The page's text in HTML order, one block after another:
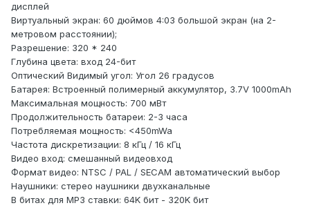
дисплей
Виртуальный экран: 60 дюймов 4:03 большой экран (на 2-
метровом расстоянии);
Разрешение: 320 * 240
Глубина цвета: вход 24-бит
Оптический Видимый угол: Угол 26 градусов
Батарея: Встроенный полимерный аккумулятор, 3.7V 1000mAh
Максимальная мощность: 700 мВт
Продолжительность батареи: 2-3 часа
Потребляемая мощность: <450mWa
Частота дискретизации: 8 кГц / 16 кГц
Видео вход: смешанный видеовход
Формат видео: NTSC / PAL / SECAM автоматический выбор
Наушники: стерео наушники двухканальные
В битах для MP3 ставки: 64K бит - 320K бит